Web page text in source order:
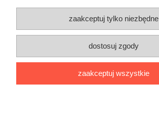
Dostawa
Moje konto
Gwarancja
O firmie
zaakceptuj tylko niezbędne
dostosuj zgody
zaakceptuj wszystkie